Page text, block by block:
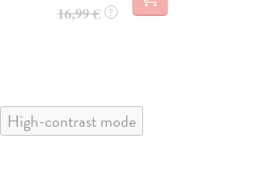
16,99 € ?
High-contrast mode